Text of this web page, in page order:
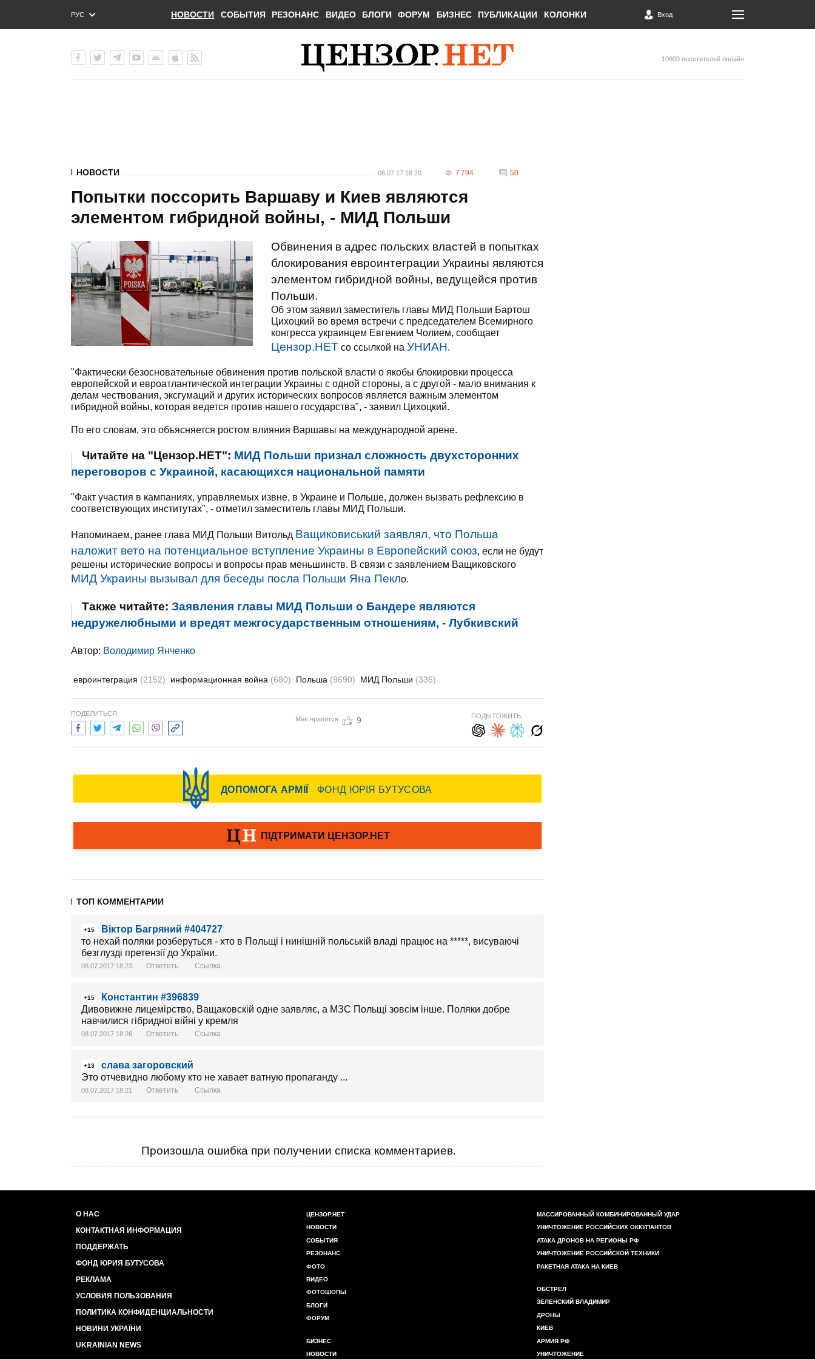
РУС
ENG
НОВОСТИ СОБЫТИЯ РЕЗОНАНС ВИДЕО БЛОГИ ФОРУМ БИЗНЕС ПУБЛИКАЦИИ КОЛОНКИ Вход
10600 посетителей онлайн
НОВОСТИ 08.07.17 18:20 7 794 50
Попытки поссорить Варшаву и Киев являются
элементом гибридной войны, - МИД Польши
Обвинения в адрес польских властей в попытках
блокирования евроинтеграции Украины являются
элементом гибридной войны, ведущейся против
Польши.
Об этом заявил заместитель главы МИД Польши Бартош
Цихоцкий во время встречи с председателем Всемирного
конгресса украинцем Евгением Чолием, сообщает
Цензор.НЕТ со ссылкой на УНИАН.
"Фактически безосновательные обвинения против польской власти о якобы блокировки процесса
европейской и евроатлантической интеграции Украины с одной стороны, а с другой - мало внимания к
делам чествования, эксгумаций и других исторических вопросов является важным элементом
гибридной войны, которая ведется против нашего государства", - заявил Цихоцкий.
По его словам, это объясняется ростом влияния Варшавы на международной арене.
Читайте на "Цензор.НЕТ": МИД Польши признал сложность двухсторонних
переговоров с Украиной, касающихся национальной памяти
"Факт участия в кампаниях, управляемых извне, в Украине и Польше, должен вызвать рефлексию в
соответствующих институтах", - отметил заместитель главы МИД Польши.
Напоминаем, ранее глава МИД Польши Витольд Ващиковиський заявлял, что Польша
наложит вето на потенциальное вступление Украины в Европейский союз, если не будут
решены исторические вопросы и вопросы прав меньшинств. В связи с заявлением Ващиковского
МИД Украины вызывал для беседы посла Польши Яна Пекло.
Также читайте: Заявления главы МИД Польши о Бандере являются
недружелюбными и вредят межгосударственным отношениям, - Лубкивский
Автор: Володимир Янченко
евроинтеграция (2152) информационная война (680) Польша (9690) МИД Польши (336)
ПОДЕЛИТЬСЯ:
Мне нравится 9 ПОДЫТОЖИТЬ:
ТОП КОММЕНТАРИИ
+15
Віктор Багряний #404727
то нехай поляки розберуться - хто в Польщі і нинішній польській владі працює на *****, висуваючі
безглузді претензії до України.
08.07.2017 18:23 Ответить Ссылка
+15
Константин #396839
Дивовижне лицемірство, Ващаковскій одне заявляє, а МЗС Польщі зовсім інше. Поляки добре
навчилися гібридної війні у кремля
08.07.2017 18:26 Ответить Ссылка
+13
слава загоровский
Это отчевидно любому кто не хавает ватную пропаганду ...
08.07.2017 18:21 Ответить Ссылка
Произошла ошибка при получении списка комментариев.
О НАС
КОНТАКТНАЯ ИНФОРМАЦИЯ
ПОДДЕРЖАТЬ
ФОНД ЮРИЯ БУТУСОВА
РЕКЛАМА
УСЛОВИЯ ПОЛЬЗОВАНИЯ
ПОЛИТИКА КОНФИДЕНЦИАЛЬНОСТИ
НОВИНИ УКРАЇНИ
UKRAINIAN NEWS
ЦЕНЗОР.НЕТ
НОВОСТИ
СОБЫТИЯ
РЕЗОНАНС
ФОТО
ВИДЕО
ФОТОШОПЫ
БЛОГИ
ФОРУМ
БИЗНЕС
НОВОСТИ
МАССИРОВАННЫЙ КОМБИНИРОВАННЫЙ УДАР
УНИЧТОЖЕНИЕ РОССИЙСКИХ ОККУПАНТОВ
АТАКА ДРОНОВ НА РЕГИОНЫ РФ
УНИЧТОЖЕНИЕ РОССИЙСКОЙ ТЕХНИКИ
РАКЕТНАЯ АТАКА НА КИЕВ
ОБСТРЕЛ
ЗЕЛЕНСКИЙ ВЛАДИМИР
ДРОНЫ
КИЕВ
АРМИЯ РФ
УНИЧТОЖЕНИЕ